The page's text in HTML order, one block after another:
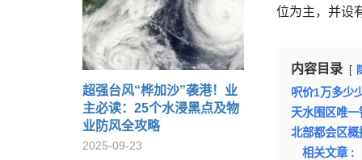
超强台风“桦加沙”袭港！业
主必读：25个水浸黑点及物
业防风全攻略
2025-09-23
位为主，并设
内容目录
呎价1万多少
天水围区唯
北部都会区概
相关文章 :